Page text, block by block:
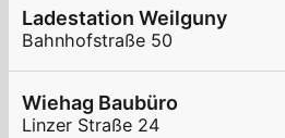
Ladestation Weilguny
Bahnhofstraße 50
Wiehag Baubüro
Linzer Straße 24